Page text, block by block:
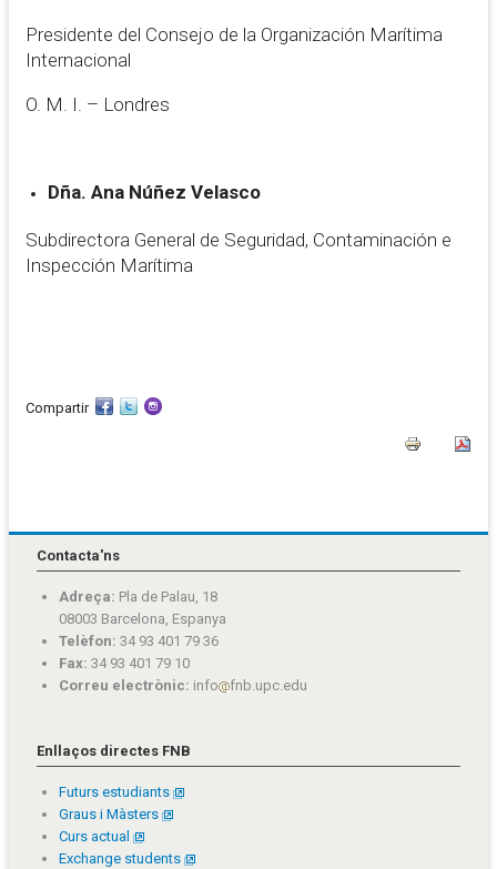
Presidente del Consejo de la Organización Marítima
Internacional
O. M. I. – Londres
Dña. Ana Núñez Velasco
Subdirectora General de Seguridad, Contaminación e
Inspección Marítima
Compartir
Contacta'ns
Adreça: Pla de Palau, 18
08003 Barcelona, Espanya
Telèfon: 34 93 401 79 36
Fax: 34 93 401 79 10
Correu electrònic: info fnb.upc.edu
Enllaços directes FNB
Futurs estudiants
Graus i Màsters
Curs actual
Exchange students